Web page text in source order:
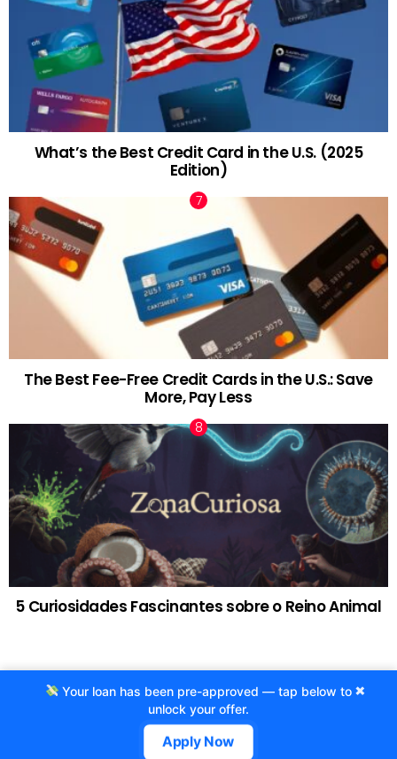
What’s the Best Credit Card in the U.S. (2025
Edition)
The Best Fee-Free Credit Cards in the U.S.: Save
More, Pay Less
5 Curiosidades Fascinantes sobre o Reino Animal
© 2020 Criado por Agência ProjetoCafe.com.br
Termos de Uso Politicas de privacidade
×
Your loan has been pre-approved — tap below to
unlock your offer.
Apply Now